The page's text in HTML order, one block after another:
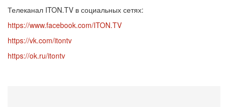
Телеканал ITON.TV в социальных сетях:
https://www.facebook.com/ITON.TV
https://vk.com/itontv
https://ok.ru/itontv